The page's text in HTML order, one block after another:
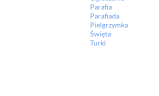
Parafia
Parafiada
Pielgrzymka
Święta
Turki